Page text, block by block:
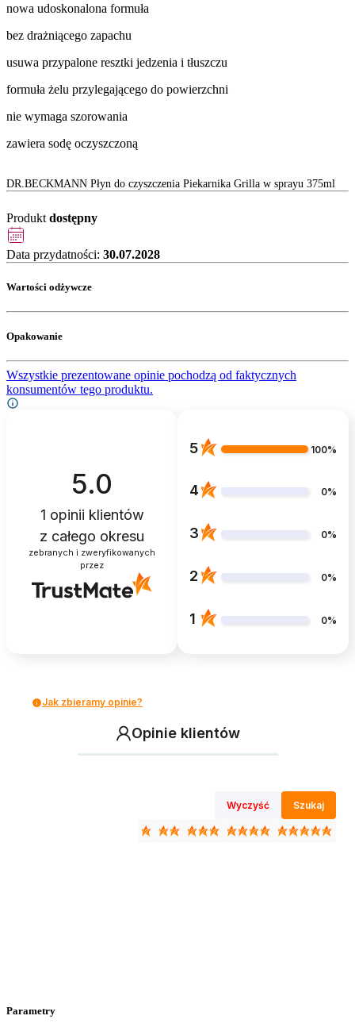
nowa udoskonalona formuła
bez drażniącego zapachu
usuwa przypalone resztki jedzenia i tłuszczu
formuła żelu przylegającego do powierzchni
nie wymaga szorowania
zawiera sodę oczyszczoną
DR.BECKMANN Płyn do czyszczenia Piekarnika Grilla w sprayu 375ml
Produkt dostępny
Data przydatności: 30.07.2028
Wartości odżywcze
Opakowanie
Wszystkie prezentowane opinie pochodzą od faktycznych
konsumentów tego produktu.
5.0
1 opinii klientów
z całego okresu
zebranych i zweryfikowanych
przez
5 100%
4 0%
3 0%
2 0%
1 0%
Jak zbieramy opinie?
Opinie klientów
Wyczyść Szukaj
Parametry